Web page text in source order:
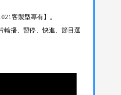
客製型專有】。
輪播、暫停、快進、節目選